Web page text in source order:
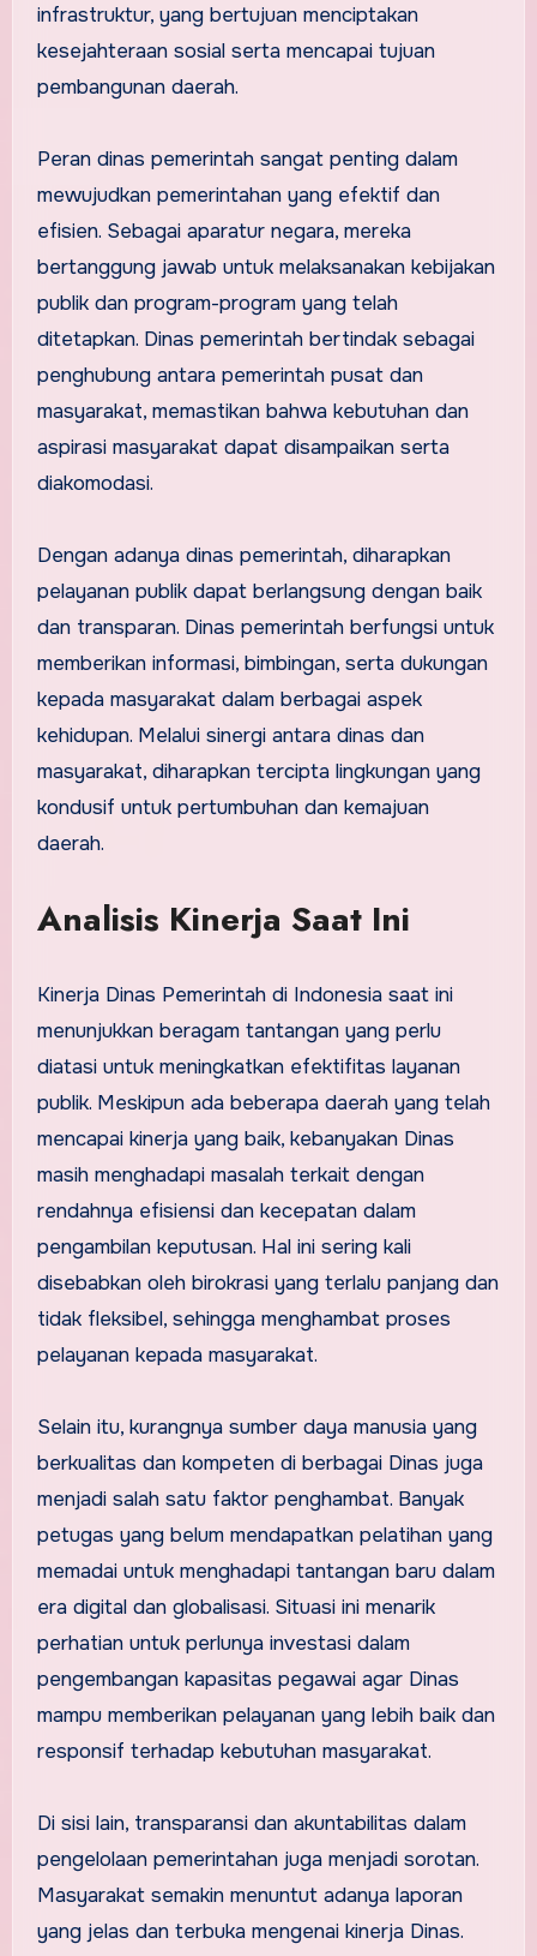
infrastruktur, yang bertujuan menciptakan
kesejahteraan sosial serta mencapai tujuan
pembangunan daerah.
Peran dinas pemerintah sangat penting dalam
mewujudkan pemerintahan yang efektif dan
efisien. Sebagai aparatur negara, mereka
bertanggung jawab untuk melaksanakan kebijakan
publik dan program-program yang telah
ditetapkan. Dinas pemerintah bertindak sebagai
penghubung antara pemerintah pusat dan
masyarakat, memastikan bahwa kebutuhan dan
aspirasi masyarakat dapat disampaikan serta
diakomodasi.
Dengan adanya dinas pemerintah, diharapkan
pelayanan publik dapat berlangsung dengan baik
dan transparan. Dinas pemerintah berfungsi untuk
memberikan informasi, bimbingan, serta dukungan
kepada masyarakat dalam berbagai aspek
kehidupan. Melalui sinergi antara dinas dan
masyarakat, diharapkan tercipta lingkungan yang
kondusif untuk pertumbuhan dan kemajuan
daerah.
Analisis Kinerja Saat Ini
Kinerja Dinas Pemerintah di Indonesia saat ini
menunjukkan beragam tantangan yang perlu
diatasi untuk meningkatkan efektifitas layanan
publik. Meskipun ada beberapa daerah yang telah
mencapai kinerja yang baik, kebanyakan Dinas
masih menghadapi masalah terkait dengan
rendahnya efisiensi dan kecepatan dalam
pengambilan keputusan. Hal ini sering kali
disebabkan oleh birokrasi yang terlalu panjang dan
tidak fleksibel, sehingga menghambat proses
pelayanan kepada masyarakat.
Selain itu, kurangnya sumber daya manusia yang
berkualitas dan kompeten di berbagai Dinas juga
menjadi salah satu faktor penghambat. Banyak
petugas yang belum mendapatkan pelatihan yang
memadai untuk menghadapi tantangan baru dalam
era digital dan globalisasi. Situasi ini menarik
perhatian untuk perlunya investasi dalam
pengembangan kapasitas pegawai agar Dinas
mampu memberikan pelayanan yang lebih baik dan
responsif terhadap kebutuhan masyarakat.
Di sisi lain, transparansi dan akuntabilitas dalam
pengelolaan pemerintahan juga menjadi sorotan.
Masyarakat semakin menuntut adanya laporan
yang jelas dan terbuka mengenai kinerja Dinas.